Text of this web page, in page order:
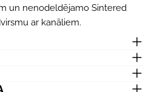
un nenodeldējamo Sintered
ar kanāliem.